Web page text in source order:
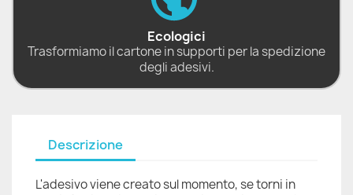
Ecologici
Trasformiamo il cartone in supporti per la spedizione
degli adesivi.
Descrizione
L'adesivo viene creato sul momento, se torni in